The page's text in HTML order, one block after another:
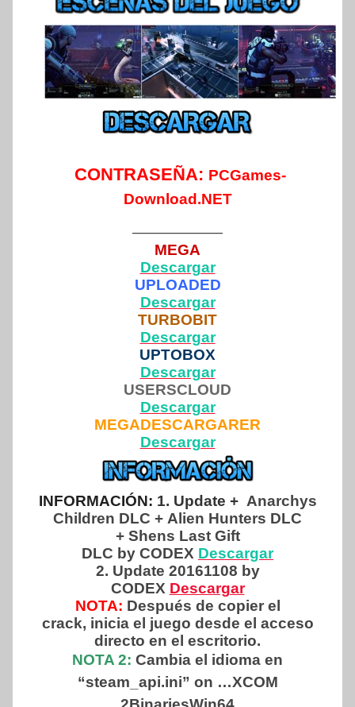
CONTRASEÑA: PCGames-
Download.NET
——————
MEGA
Descargar
UPLOADED
Descargar
TURBOBIT
Descargar
UPTOBOX
Descargar
USERSCLOUD
Descargar
MEGADESCARGARER
Descargar
INFORMACIÓN: 1. Update + Anarchys
Children DLC + Alien Hunters DLC
+ Shens Last Gift
DLC by CODEX Descargar
2. Update 20161108 by
CODEX Descargar
NOTA: Después de copier el
crack, inicia el juego desde el acceso
directo en el escritorio.
NOTA 2: Cambia el idioma en
“steam_api.ini” on …XCOM